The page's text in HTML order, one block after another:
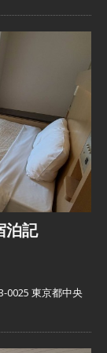
泊記
0025 東京都中央